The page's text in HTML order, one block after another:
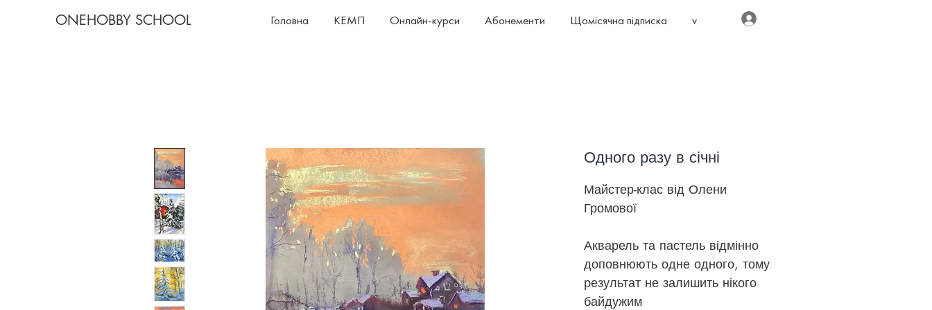
ONEHOBBY SCHOOL Головна КЕМП Онлайн-курси Абонементи Щомісячна підписка v
Одного разу в січні
Майстер-клас від Олени
Громової
Акварель та пастель відмінно
доповнюють одне одного, тому
результат не залишить нікого
байдужим